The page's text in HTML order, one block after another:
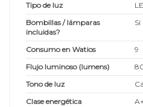
Tipo de luz
Bombillas / lámparas
incluidas?
Sí
Consumo en Watios
9
Flujo luminoso (lumens)
Tono de luz
Clase energética